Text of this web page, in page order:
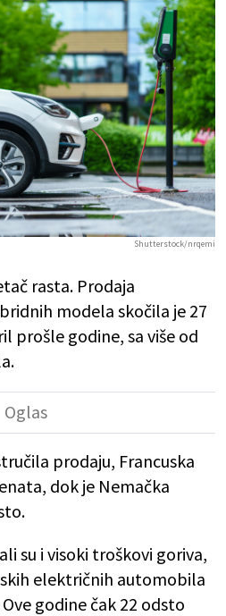
Shutterstock/nrqemi
rasta. Prodaja
modela skočila je 27
prošle godine, sa više od
prodaju, Francuska
dok je Nemačka
su i visoki troškovi goriva,
električnih automobila
godine čak 22 odsto